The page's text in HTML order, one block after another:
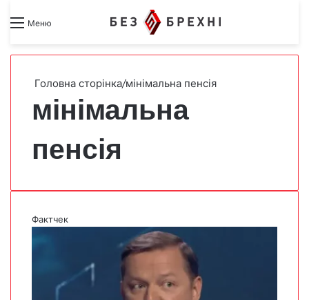
Меню Search forSwitch skin
Головна сторінка/мінімальна пенсія
мінімальна
пенсія
Фактчек